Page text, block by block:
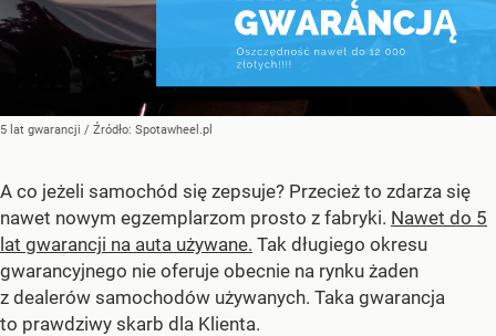
5 lat gwarancji / Źródło: Spotawheel.pl
A co jeżeli samochód się zepsuje? Przecież to zdarza się
nawet nowym egzemplarzom prosto z fabryki. Nawet do 5
lat gwarancji na auta używane. Tak długiego okresu
gwarancyjnego nie oferuje obecnie na rynku żaden
z dealerów samochodów używanych. Taka gwarancja
to prawdziwy skarb dla Klienta.